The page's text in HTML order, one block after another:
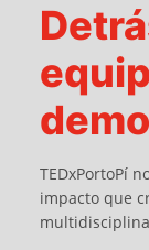
TEDxPortoPí
impacto que